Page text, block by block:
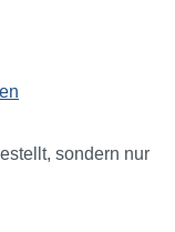
sondern nur